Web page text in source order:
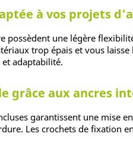
à vos projets
possèdent une légère
trop épais et vous
adaptabilité.
grâce aux ancres
garantissent une mise
Les crochets de fixation